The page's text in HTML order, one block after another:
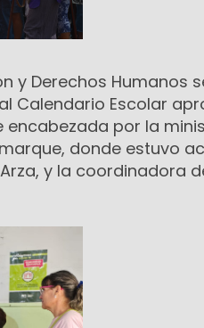
y Derechos Humanos
Calendario Escolar
encabezada por la
donde estuvo
y la coordinadora